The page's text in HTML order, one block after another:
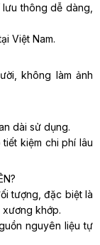
thông dễ dàng,
Việt Nam.
không làm ảnh
dài sử dụng.
kiệm chi phí lâu
tượng, đặc biệt là
khớp.
nguyên liệu tự